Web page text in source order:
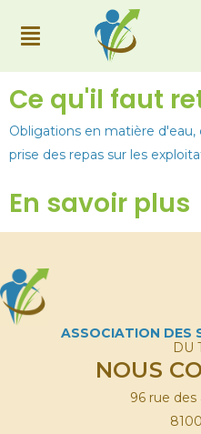
Ce qu'il faut
Obligations en matière d'eau,
prise des repas sur les
En savoir plus
ASSOCIATION DES
DU
NOUS
96 rue